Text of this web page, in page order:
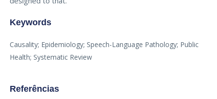
Keywords
Causality; Epidemiology; Speech-Language Pathology; Public
Health; Systematic Review
Referências